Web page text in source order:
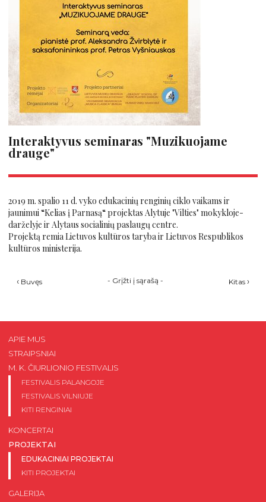
Interaktyvus seminaras "Muzikuojame
drauge"
2019 m. spalio 11 d. vyko edukacinių renginių ciklo vaikams ir
jaunimui “Kelias į Parnasą“ projektas Alytuje "Vilties" mokykloje-
darželyje ir Alytaus socialinių paslaugų centre.
Projektą remia Lietuvos kultūros taryba ir Lietuvos Respublikos
kultūros ministerija.
‹ Buvęs - Grįžti į sąrašą - Kitas ›
APIE MUS
STRAIPSNIAI
M. K. ČIURLIONIO FESTIVALIS
FESTIVALIS PALANGOJE
FESTIVALIS VILNIUJE
KITI RENGINIAI
KONCERTAI
PROJEKTAI
EDUKACINIAI PROJEKTAI
KITI PROJEKTAI
GALERIJA